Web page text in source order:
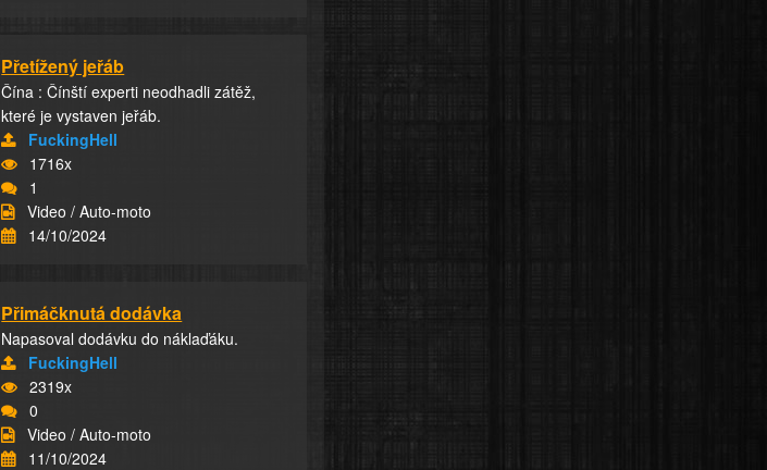
Přetížený jeřáb
Čína : Čínští experti neodhadli zátěž,
které je vystaven jeřáb.
FuckingHell
1716x
1
Video / Auto-moto
14/10/2024
Přimáčknutá dodávka
Napasoval dodávku do náklaďáku.
FuckingHell
2319x
0
Video / Auto-moto
11/10/2024